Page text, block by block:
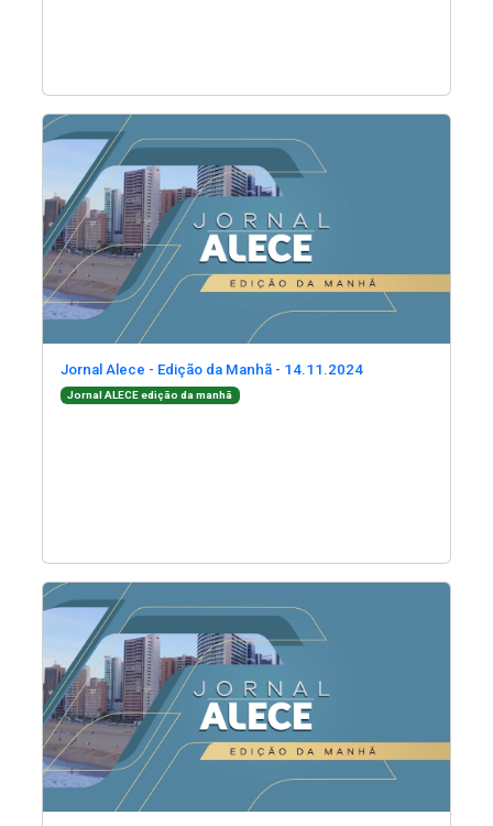
(Abre em nova janela)
(Abre em nova janela)
Jornal Alece - Edição da Manhã - 14.11.2024(Abre em nova
Jornal ALECE edição da manhã
(Abre em nova janela)